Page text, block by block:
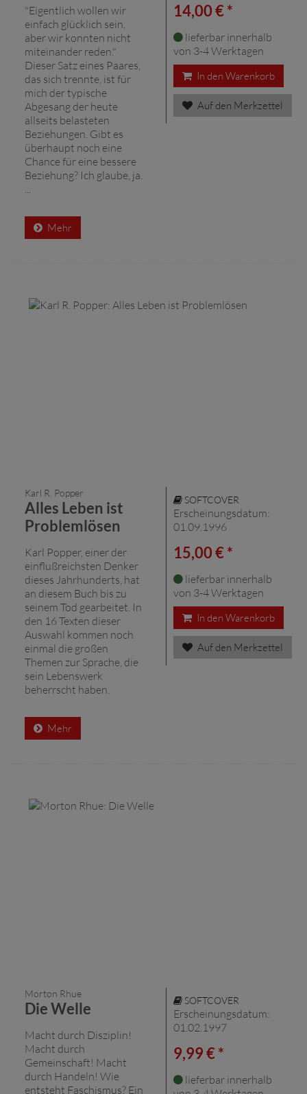
"Eigentlich wollen wir
einfach glücklich sein,
aber wir konnten nicht
miteinander reden."
Dieser Satz eines Paares,
das sich trennte, ist für
mich der typische
Abgesang der heute
allseits belasteten
Beziehungen. Gibt es
überhaupt noch eine
Chance für eine bessere
Beziehung? Ich glaube, ja.
Mehr
14,00 € *
lieferbar innerhalb
von 3-4 Werktagen
In den Warenkorb
Auf den Merkzettel
Karl R. Popper
Alles Leben ist
Problemlösen
Karl Popper, einer der
einflußreichsten Denker
dieses Jahrhunderts, hat
an diesem Buch bis zu
seinem Tod gearbeitet. In
den 16 Texten dieser
Auswahl kommen noch
einmal die großen
Themen zur Sprache, die
sein Lebenswerk
beherrscht haben.
Mehr
SOFTCOVER
Erscheinungsdatum:
01.09.1996
15,00 € *
lieferbar innerhalb
von 3-4 Werktagen
In den Warenkorb
Auf den Merkzettel
Morton Rhue
Die Welle
Macht durch Disziplin!
Macht durch
Gemeinschaft! Macht
durch Handeln! Wie
entsteht Faschismus? Ein
SOFTCOVER
Erscheinungsdatum:
01.02.1997
9,99 € *
lieferbar innerhalb